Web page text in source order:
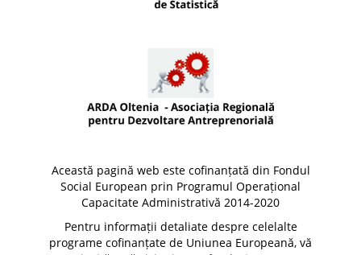
Această pagină web este cofinanțată din Fondul
Social European prin Programul Operațional
Capacitate Administrativă 2014-2020
Pentru informații detaliate despre celelalte
programe cofinanțate de Uniunea Europeană, vă